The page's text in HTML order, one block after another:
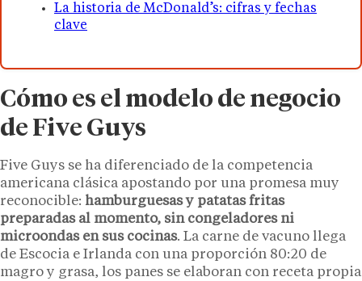
La historia de McDonald’s: cifras y fechas
clave
Cómo es el modelo de negocio
de Five Guys
Five Guys se ha diferenciado de la competencia
americana clásica apostando por una promesa muy
reconocible: hamburguesas y patatas fritas
preparadas al momento, sin congeladores ni
microondas en sus cocinas. La carne de vacuno llega
de Escocia e Irlanda con una proporción 80:20 de
magro y grasa, los panes se elaboran con receta propia